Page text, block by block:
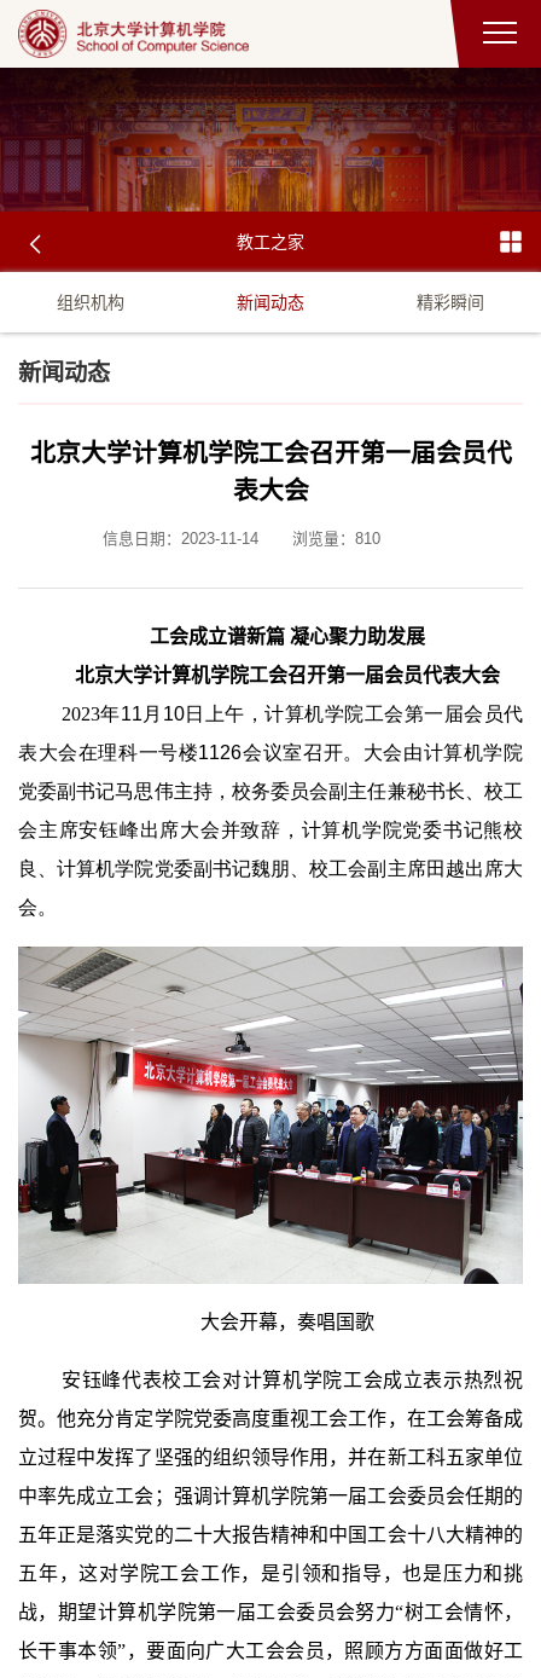
教工之家
组织机构 新闻动态 精彩瞬间
新闻动态
北京大学计算机学院工会召开第一届会员代
表大会
信息日期：2023-11-14 浏览量： 810
工会成立谱新篇 凝心聚力助发展
北京大学计算机学院工会召开第一届会员代表大会
2023年11 月 10日上午，计算机学院工会第一届会员代
表大会在理科一号楼1126会议室召开。大会由计算机学院
党委副书记马思伟主持，校务委员会副主任兼秘书长、校工
会主席安钰峰出席大会并致辞，计算机学院党委书记熊校
良、计算机学院党委副书记魏朋、校工会副主席田越出席大
会。
大会开幕，奏唱国歌
安钰峰代表校工会对计算机学院工会成立表示热烈祝
贺。他充分肯定学院党委高度重视工会工作，在工会筹备成
立过程中发挥了坚强的组织领导作用，并在新工科五家单位
中率先成立工会；强调计算机学院第一届工会委员会任期的
五年正是落实党的二十大报告精神和中国工会十八大精神的
五年，这对学院工会工作，是引领和指导，也是压力和挑
战，期望计算机学院第一届工会委员会努力“树工会情怀，
长干事本领”，要面向广大工会会员，照顾方方面面做好工